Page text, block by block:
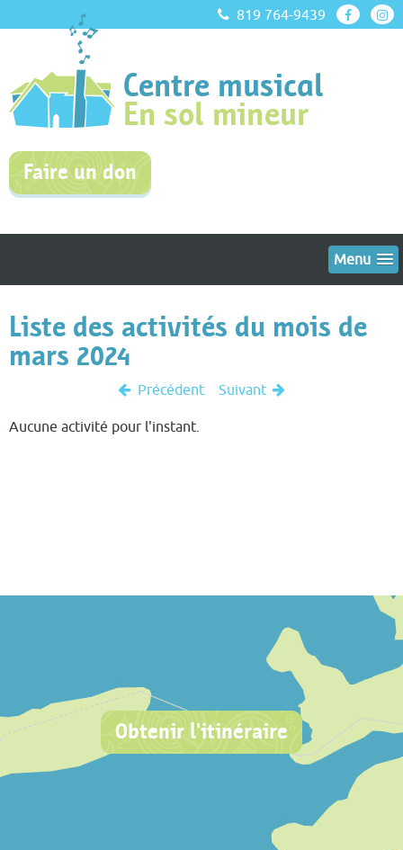
819 764-9439
Faire un don
Menu
Liste des activités du mois de
mars 2024
Précédent Suivant
Aucune activité pour l'instant.
Obtenir l'itinéraire